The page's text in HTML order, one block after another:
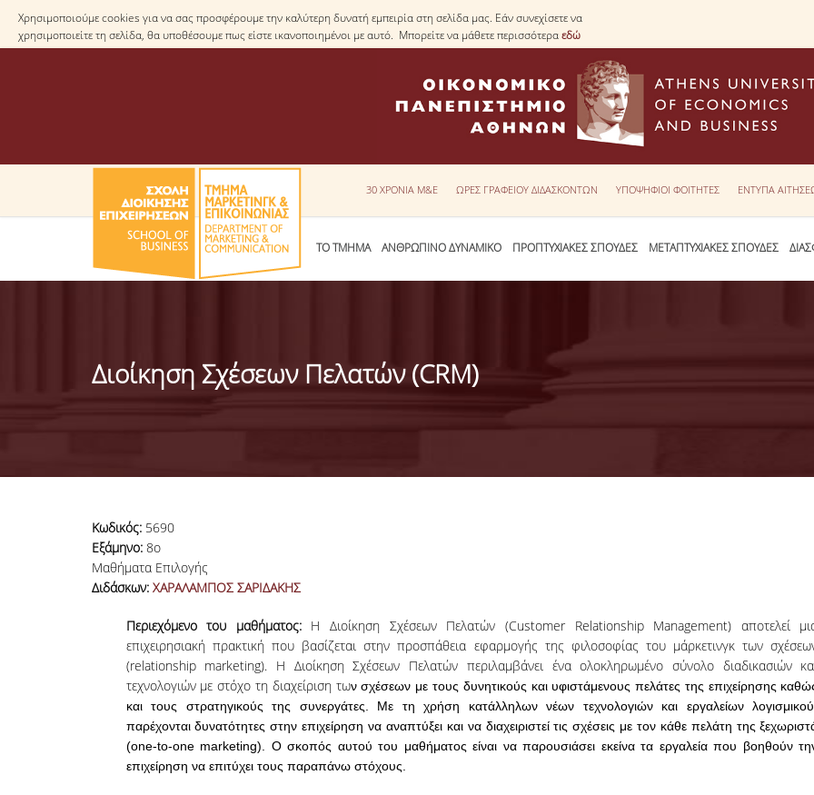
Χρησιμοποιούμε cookies για να σας προσφέρουμε την καλύτερη δυνατή εμπειρία στη σελίδα μας. Εάν συνεχίσετε να
χρησιμοποιείτε τη σελίδα, θα υποθέσουμε πως είστε ικανοποιημένοι με αυτό. Μπορείτε να μάθετε περισσότεραεδώ
30 ΧΡΟΝΙΑ Μ&Ε ΩΡΕΣ ΓΡΑΦΕΙΟΥ ΔΙΔΑΣΚΟΝΤΩΝ ΥΠΟΨΗΦΙΟΙ ΦΟΙΤΗΤΕΣ ΕΝΤΥΠΑ
ΤΟ ΤΜΗΜΑ ΑΝΘΡΩΠΙΝΟ ΔΥΝΑΜΙΚΟ ΠΡΟΠΤΥΧΙΑΚΕΣ ΣΠΟΥΔΕΣ ΜΕΤΑΠΤΥΧΙΑΚΕΣ ΣΠΟΥΔΕΣ
Διοίκηση Σχέσεων Πελατών (CRM)
Κωδικός: 5690
Εξάμηνο: 8o
Μαθήματα Επιλογής
Διδάσκων: ΧΑΡΑΛΑΜΠΟΣ ΣΑΡΙΔΑΚΗΣ
Περιεχόμενο του μαθήματος: Η Διοίκηση Σχέσεων Πελατών (Customer Relationship Management) αποτελεί
επιχειρησιακή πρακτική που βασίζεται στην προσπάθεια εφαρμογής της φιλοσοφίας του μάρκετινγκ των
(relationship marketing). Η Διοίκηση Σχέσεων Πελατών περιλαμβάνει ένα ολοκληρωμένο σύνολο διαδικασιών
τεχνολογιών με στόχο τη διαχείριση τωνσχέσεων με τους δυνητικούς και υφιστάμενους πελάτες της επιχείρησης
και τους στρατηγικούς της συνεργάτες. Με τη χρήση κατάλληλων νέων τεχνολογιών και εργαλείων
παρέχονται δυνατότητες στην επιχείρηση να αναπτύξει και να διαχειριστεί τις σχέσεις με τον κάθε πελάτη της
(one-to-one marketing). Ο σκοπός αυτού του μαθήματος είναι να παρουσιάσει εκείνα τα εργαλεία που βοηθούν
επιχείρηση να επιτύχει τους παραπάνω στόχους.
21-05-2026
ΠΕΡΙΣΣΟΤΕΡΑ